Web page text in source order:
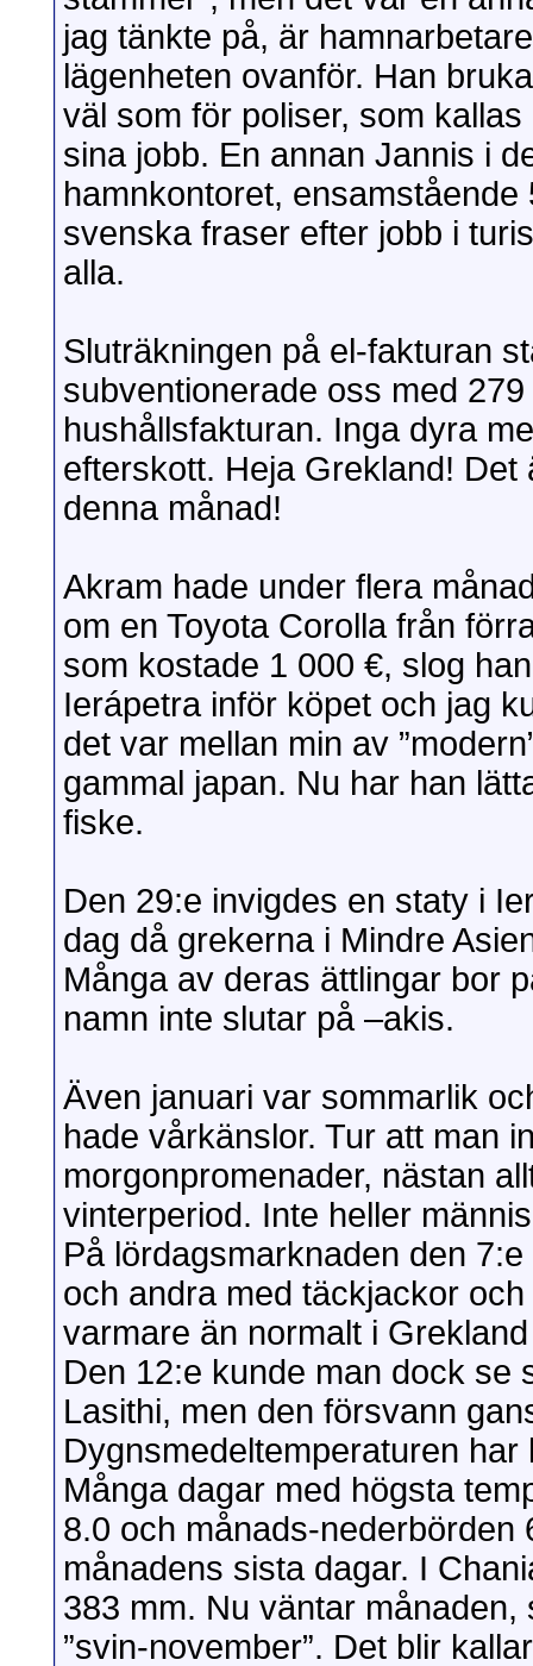
jag tänkte på, är
lägenheten ovanför. Han
väl som för poliser, som
sina jobb. En annan Jannis i
hamnkontoret,
svenska fraser efter jobb i
alla.
Sluträkningen på el-fakturan
subventionerade oss med
hushållsfakturan. Inga dyra
efterskott. Heja Grekland!
denna månad!
Akram hade under flera
om en Toyota Corolla från
som kostade 1 000 €, slog
Ierápetra inför köpet och jag
det var mellan min av
gammal japan. Nu har han
fiske.
Den 29:e invigdes en staty i
dag då grekerna i Mindre
Många av deras ättlingar bor
namn inte slutar på –akis.
Även januari var sommarlik
hade vårkänslor. Tur att man
morgonpromenader, nästan
vinterperiod. Inte heller
På lördagsmarknaden den
och andra med täckjackor
varmare än normalt i
Den 12:e kunde man dock se
Lasithi, men den försvann
Dygnsmedeltemperaturen
Många dagar med högsta
8.0 och månads-
månadens sista dagar. I
383 mm. Nu väntar
”svin-november”. Det blir